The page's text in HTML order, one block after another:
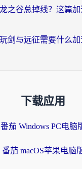
下载应用
番茄 Windows PC电脑
番茄 macOS苹果电脑